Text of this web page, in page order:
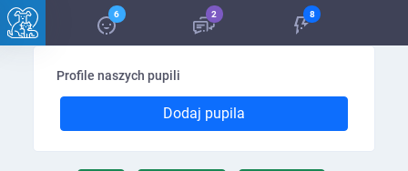
6 2 8
Profile naszych pupili
Dodaj pupila